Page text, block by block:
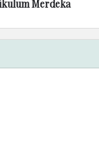
Merdeka